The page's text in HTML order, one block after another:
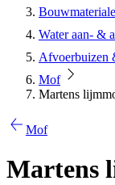
Water aan- &
Afvoerbuizen
Mof
Martens
Mof
Martens